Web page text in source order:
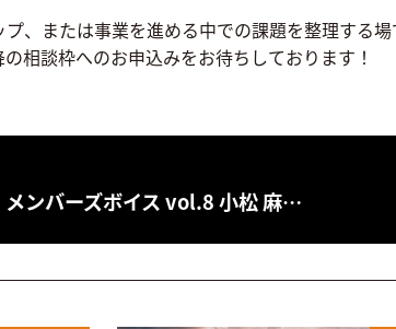
、または事業を進める中での課題を整理する
相談枠へのお申込みをお待ちしております！
メンバーズボイス vol.8 小松 麻…